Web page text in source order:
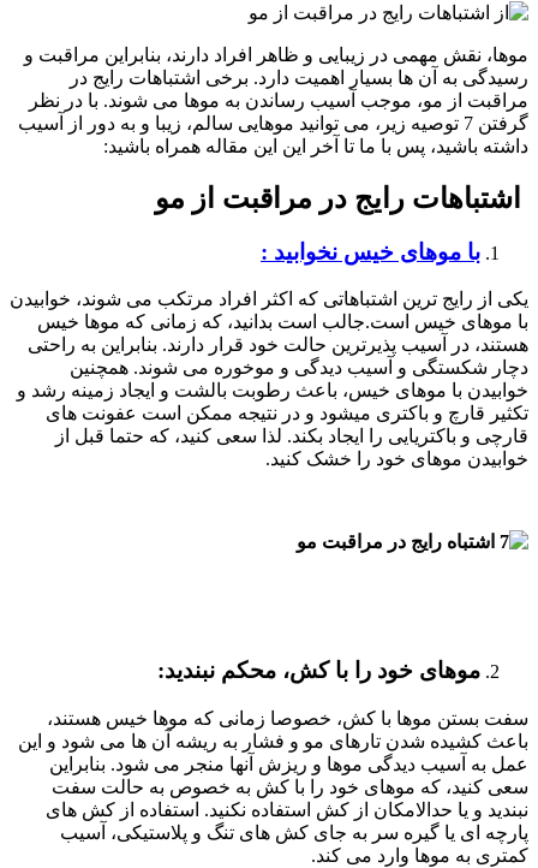
موها، نقش مهمی در زیبایی و ظاهر افراد دارند، بنابراین مراقبت و
رسیدگی به آن ها بسیار اهمیت دارد. برخی اشتباهات رایج در
مراقبت از مو، موجب آسیب رساندن به موها می شوند. با در نظر
گرفتن 7 توصیه زیر، می توانید موهایی سالم، زیبا و به دور از آسیب
داشته باشید، پس با ما تا آخر این این مقاله همراه باشید:
اشتباهات رایج در مراقبت از مو
با موهای خیس نخوابید :
یکی از رایج ترین اشتباهاتی که اکثر افراد مرتکب می شوند، خوابیدن
با موهای خیس است.جالب است بدانید، که زمانی که موها خیس
هستند، در آسیب پذیرترین حالت خود قرار دارند. بنابراین به راحتی
دچار شکستگی و آسیب دیدگی و موخوره می شوند. همچنین
خوابیدن با موهای خیس، باعث رطوبت بالشت و ایجاد زمینه رشد و
تکثیر قارچ و باکتری میشود و در نتیجه ممکن است عفونت های
قارچی و باکتریایی را ایجاد بکند. لذا سعی کنید، که حتما قبل از
خوابیدن موهای خود را خشک کنید.
موهای خود را با کش، محکم نبندید:
سفت بستن موها با کش، خصوصا زمانی که موها خیس هستند،
باعث کشیده شدن تارهای مو و فشار به ریشه آن ها می شود و این
عمل به آسیب دیدگی موها و ریزش آنها منجر می شود. بنابراین
سعی کنید، که موهای خود را با کش به خصوص به حالت سفت
نبندید و یا حدالامکان از کش استفاده نکنید. استفاده از کش های
پارچه ای یا گیره سر به جای کش های تنگ و پلاستیکی، آسیب
کمتری به موها وارد می کند.